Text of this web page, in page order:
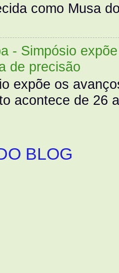
como Musa
- Simpósio
de precisão
expõe os
acontece de 26
BLOG